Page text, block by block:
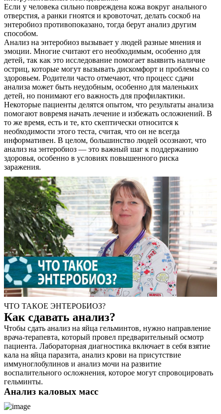
О нас
Услуги
Акции
Отзывы
Статьи
Контакты
Если у человека сильно повреждена кожа вокруг анального
отверстия, а ранки гноятся и кровоточат, делать соскоб на
энтеробиоз противопоказано, тогда берут анализ другим
способом.
Анализ на энтеробиоз вызывает у людей разные мнения и
эмоции. Многие считают его необходимым, особенно для
детей, так как это исследование помогает выявить наличие
остриц, которые могут вызывать дискомфорт и проблемы со
здоровьем. Родители часто отмечают, что процесс сдачи
анализа может быть неудобным, особенно для маленьких
детей, но понимают его важность для профилактики.
Некоторые пациенты делятся опытом, что результаты анализа
помогают вовремя начать лечение и избежать осложнений. В
то же время, есть и те, кто скептически относится к
необходимости этого теста, считая, что он не всегда
информативен. В целом, большинство людей осознают, что
анализ на энтеробиоз — это важный шаг к поддержанию
здоровья, особенно в условиях повышенного риска
заражения.
ЧТО ТАКОЕ ЭНТЕРОБИОЗ?
Как сдавать анализ?
Чтобы сдать анализ на яйца гельминтов, нужно направление
врача-терапевта, который провел предварительный осмотр
пациента. Лабораторная диагностика включает в себя взятие
кала на яйца паразита, анализ крови на присутствие
иммуноглобулинов и анализ мочи на развитие
воспалительного осложнения, которое могут спровоцировать
гельминты.
Анализ каловых масс